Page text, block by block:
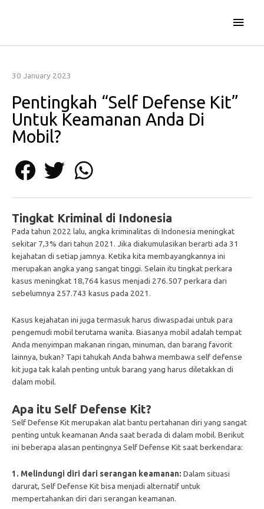
30 January 2023
Pentingkah “Self Defense Kit”
Untuk Keamanan Anda Di
Mobil?
Tingkat Kriminal di Indonesia
Pada tahun 2022 lalu, angka kriminalitas di Indonesia meningkat
sekitar 7,3% dari tahun 2021. Jika diakumulasikan berarti ada 31
kejahatan di setiap jamnya. Ketika kita membayangkannya ini
merupakan angka yang sangat tinggi. Selain itu tingkat perkara
kasus meningkat 18,764 kasus menjadi 276.507 perkara dari
sebelumnya 257.743 kasus pada 2021.
Kasus kejahatan ini juga termasuk harus diwaspadai untuk para
pengemudi mobil terutama wanita. Biasanya mobil adalah tempat
Anda menyimpan makanan ringan, minuman, dan barang favorit
lainnya, bukan? Tapi tahukah Anda bahwa membawa self defense
kit juga tak kalah penting untuk barang yang harus diletakkan di
dalam mobil.
Apa itu Self Defense Kit?
Self Defense Kit merupakan alat bantu pertahanan diri yang sangat
penting untuk keamanan Anda saat berada di dalam mobil. Berikut
ini beberapa alasan pentingnya Self Defense Kit saat berkendara:
1. Melindungi diri dari serangan keamanan: Dalam situasi
darurat, Self Defense Kit bisa menjadi alternatif untuk
mempertahankan diri dari serangan keamanan.